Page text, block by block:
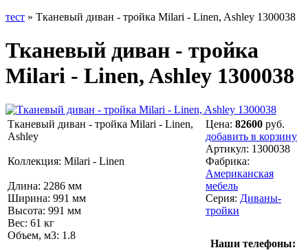
тест » Тканевый диван - тройка Milari - Linen, Ashley 1300038
Тканевый диван - тройка
Milari - Linen, Ashley 1300038
Тканевый диван - тройка Milari - Linen,
Ashley
Коллекция: Milari - Linen
Длина: 2286 мм
Ширина: 991 мм
Высота: 991 мм
Вес: 61 кг
Объем, м3: 1.8
Цена: 82600 руб.
добавить в корзину
Артикул: 1300038
Фабрика:
Американская
мебель
Серия: Диваны-
тройки
Наши телефоны: